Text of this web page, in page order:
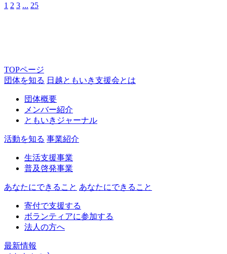
1 2 3 ... 25
TOPページ
団体を知る 日越ともいき支援会とは
団体概要
メンバー紹介
ともいきジャーナル
活動を知る 事業紹介
生活支援事業
普及啓発事業
あなたにできること あなたにできること
寄付で支援する
ボランティアに参加する
法人の方へ
最新情報